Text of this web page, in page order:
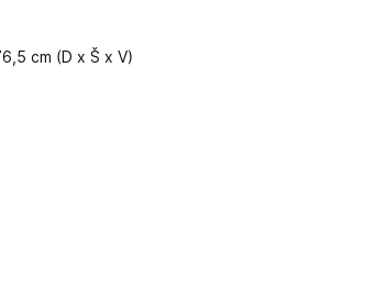
cm (D x Š x V)